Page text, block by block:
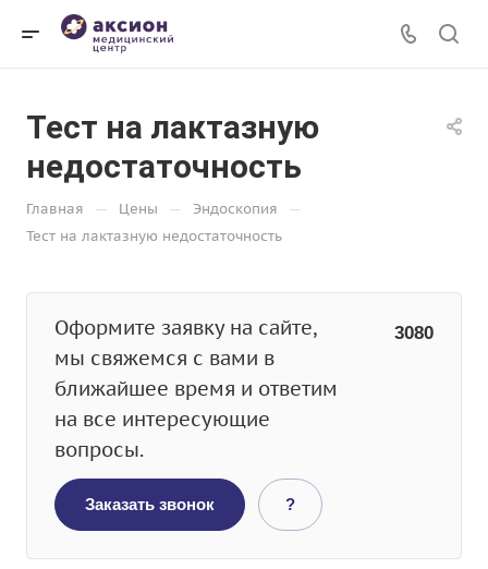
Тест на лактазную
недостаточность
Главная — Цены — Эндоскопия —
Тест на лактазную недостаточность
Оформите заявку на сайте,
мы свяжемся с вами в
ближайшее время и ответим
на все интересующие
вопросы.
3080
Заказать звонок ?